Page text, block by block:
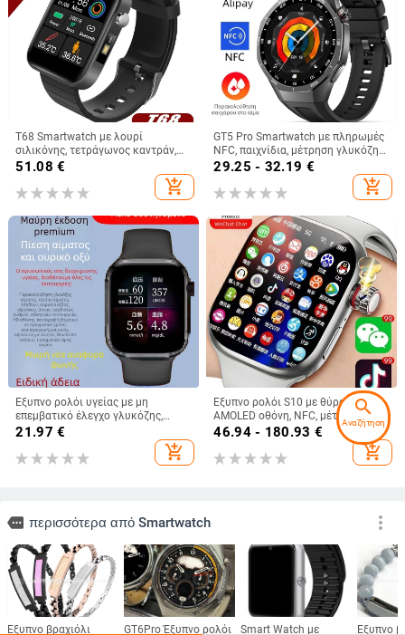
Τ68 Smartwatch με λουρί
σιλικόνης, τετράγωνος καντράν,
βηματομετρητής, μπαταρία
51.08 €
add_shopping_cart
GT5 Pro Smartwatch με πληρωμές
NFC, παιχνίδια, μέτρηση γλυκόζης
αίματος, κλήσεις Bluetooth,
παρακολούθηση καρδιακού
ρυθμού
29.25 - 32.19 €
add_shopping_cart
Έξυπνο ρολόι υγείας με μη
επεμβατικό έλεγχο γλυκόζης,
λιπιδίων, αρτηριακής πίεσης,
καρδιακού ρυθμού και ουρικού
οξέος; Κλήσεις Bluetooth;
21.97 €
add_shopping_cart
Έξυπνο ρολόι S10 με θύρα SIM,
AMOLED οθόνη, NFC, μέτρηση
καρδιακού ρυθμού και κάμερα
46.94 - 180.93 €
add_shopping_cart
more περισσότερα από Smartwatch
Έξυπνο βραχιόλι
GT6Pro Έξυπνο ρολόι
Smart Watch με
Έξυπνο
more_vert
search
Αναζήτηση